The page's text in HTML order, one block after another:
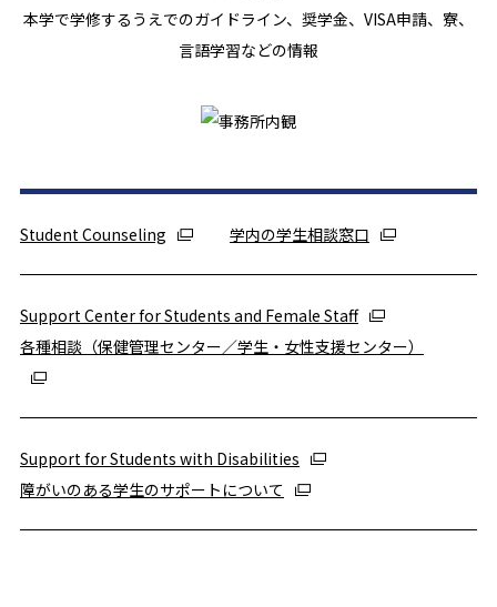
本学で学修するうえでのガイドライン、奨学金、VISA申請、寮、
言語学習などの情報
Student Counseling 学内の学生相談窓口
Support Center for Students and Female Staff
各種相談（保健管理センター／学生・女性支援センター）
Support for Students with Disabilities
障がいのある学生のサポートについて